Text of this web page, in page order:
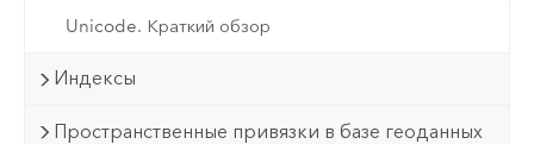
Unicode. Краткий обзор
Индексы
Пространственные привязки в базе геоданных